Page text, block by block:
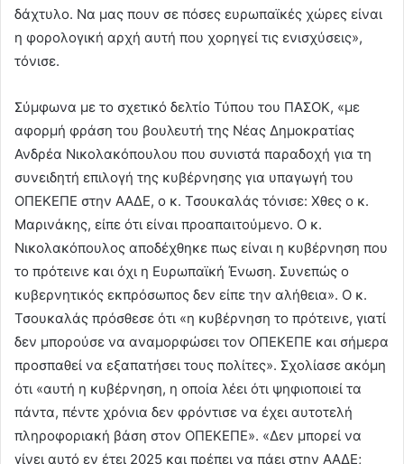
δάχτυλο. Να μας πουν σε πόσες ευρωπαϊκές χώρες είναι
η φορολογική αρχή αυτή που χορηγεί τις ενισχύσεις»,
τόνισε.
Σύμφωνα με το σχετικό δελτίο Τύπου του ΠΑΣΟΚ, «με
αφορμή φράση του βουλευτή της Νέας Δημοκρατίας
Ανδρέα Νικολακόπουλου που συνιστά παραδοχή για τη
συνειδητή επιλογή της κυβέρνησης για υπαγωγή του
ΟΠΕΚΕΠΕ στην ΑΑΔΕ, ο κ. Τσουκαλάς τόνισε: Χθες ο κ.
Μαρινάκης, είπε ότι είναι προαπαιτούμενο. Ο κ.
Νικολακόπουλος αποδέχθηκε πως είναι η κυβέρνηση που
το πρότεινε και όχι η Ευρωπαϊκή Ένωση. Συνεπώς ο
κυβερνητικός εκπρόσωπος δεν είπε την αλήθεια». Ο κ.
Τσουκαλάς πρόσθεσε ότι «η κυβέρνηση το πρότεινε, γιατί
δεν μπορούσε να αναμορφώσει τον ΟΠΕΚΕΠΕ και σήμερα
προσπαθεί να εξαπατήσει τους πολίτες». Σχολίασε ακόμη
ότι «αυτή η κυβέρνηση, η οποία λέει ότι ψηφιοποιεί τα
πάντα, πέντε χρόνια δεν φρόντισε να έχει αυτοτελή
πληροφοριακή βάση στον ΟΠΕΚΕΠΕ». «Δεν μπορεί να
γίνει αυτό εν έτει 2025 και πρέπει να πάει στην ΑΑΔΕ;